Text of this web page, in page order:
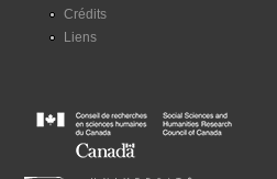
Crédits
Liens